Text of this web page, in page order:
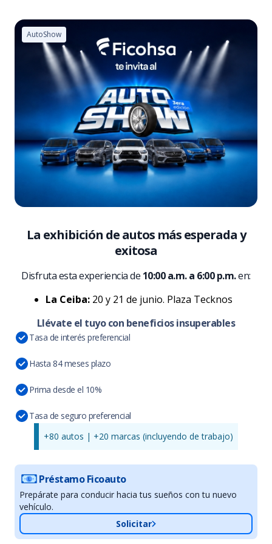
AutoShow
La exhibición de autos más esperada y
exitosa
Disfruta esta experiencia de 10:00 a.m. a 6:00 p.m.en:
La Ceiba: 20 y 21 de junio. Plaza Tecknos
Llévate el tuyo con beneficios insuperables
Tasa de interés preferencial
Hasta 84 meses plazo
Prima desde el 10%
Tasa de seguro preferencial
+80 autos | +20 marcas (incluyendo de trabajo)
Préstamo Ficoauto
Prepárate para conducir hacia tus sueños con tu nuevo
vehículo.
Solicitar